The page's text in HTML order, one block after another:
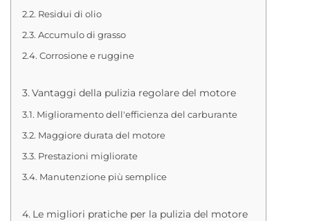
Residui di olio
Accumulo di grasso
Corrosione e ruggine
Vantaggi della pulizia regolare del motore
Miglioramento dell'efficienza del carburante
Maggiore durata del motore
Prestazioni migliorate
Manutenzione più semplice
Le migliori pratiche per la pulizia del motore